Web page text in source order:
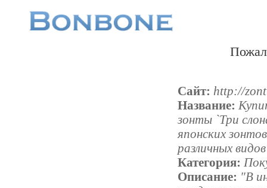
Сайт: http://
Название:
зонты `Три
японских
различных
Категория:
Описание: "В